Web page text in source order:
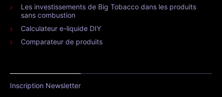
Les investissements de Big Tobacco dans les produits
sans combustion
Calculateur e-liquide DIY
Comparateur de produits
Inscription Newsletter